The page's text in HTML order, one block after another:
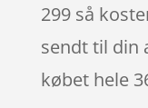
299 så
sendt til din
købet hele